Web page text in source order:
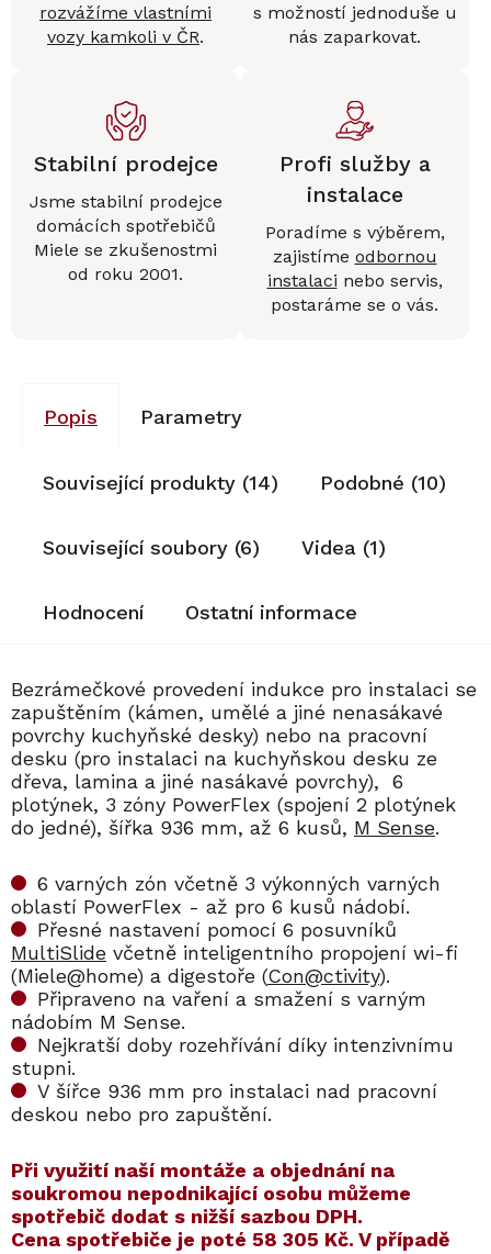
rozvážíme vlastními
vozy kamkoli v ČR.
s možností jednoduše u
nás zaparkovat.
Stabilní prodejce
Jsme stabilní prodejce
domácích spotřebičů
Miele se zkušenostmi
od roku 2001.
Profi služby a
instalace
Poradíme s výběrem,
zajistíme odbornou
instalaci nebo servis,
postaráme se o vás.
Popis Parametry
Související produkty (14) Podobné (10)
Související soubory (6) Videa (1)
Hodnocení Ostatní informace
Bezrámečkové provedení indukce pro instalaci se
zapuštěním (kámen, umělé a jiné nenasákavé
povrchy kuchyňské desky) nebo na pracovní
desku (pro instalaci na kuchyňskou desku ze
dřeva, lamina a jiné nasákavé povrchy), 6
plotýnek, 3 zóny PowerFlex (spojení 2 plotýnek
do jedné), šířka 936 mm, až 6 kusů, M Sense.
6 varných zón včetně 3 výkonných varných
oblastí PowerFlex - až pro 6 kusů nádobí.
Přesné nastavení pomocí 6 posuvníků
MultiSlide včetně inteligentního propojení wi-fi
(Miele@home) a digestoře (Con@ctivity).
Připraveno na vaření a smažení s varným
nádobím M Sense.
Nejkratší doby rozehřívání díky intenzivnímu
stupni.
V šířce 936 mm pro instalaci nad pracovní
deskou nebo pro zapuštění.
​​Při využití naší montáže a objednání na
soukromou nepodnikající osobu můžeme
spotřebič dodat s nižší sazbou DPH.
Cena spotřebiče je poté 58 305 Kč. V případě